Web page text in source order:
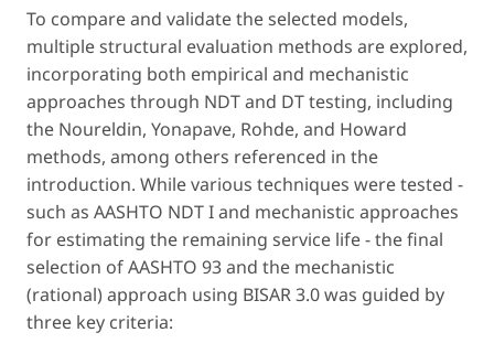
To compare and validate the selected models,
multiple structural evaluation methods are explored,
incorporating both empirical and mechanistic
approaches through NDT and DT testing, including
the Noureldin, Yonapave, Rohde, and Howard
methods, among others referenced in the
introduction. While various techniques were tested -
such as AASHTO NDT I and mechanistic approaches
for estimating the remaining service life - the final
selection of AASHTO 93 and the mechanistic
(rational) approach using BISAR 3.0 was guided by
three key criteria: